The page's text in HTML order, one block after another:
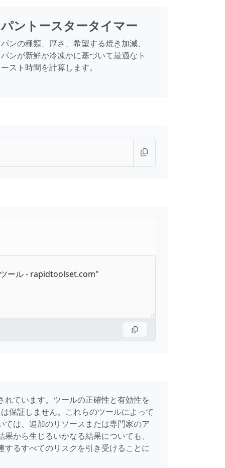
パントースタータイマー
パンの種類、厚さ、希望する焼き加減、
パンが新鮮か冷凍かに基づいて最適なト
ースト時間を計算します。
ています。ツールの正確性と有効性を
保証しません。これらのツールによって
は、追加のリソースまたは専門家のア
から生じるいかなる結果についても、
るすべてのリスクを引き受けることに